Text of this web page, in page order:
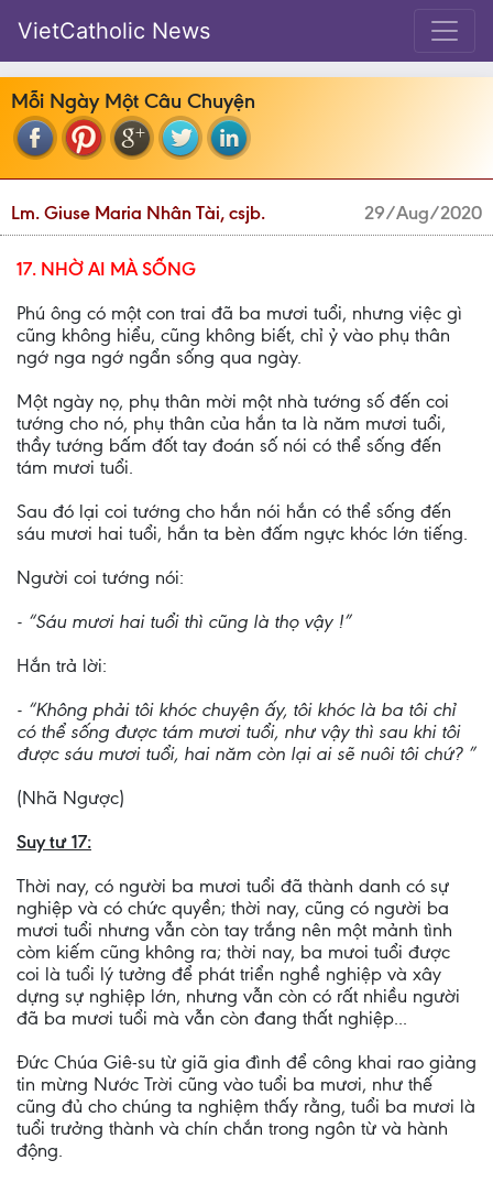
VietCatholic News
Mỗi Ngày Một Câu Chuyện
Lm. Giuse Maria Nhân Tài, csjb. 29/Aug/2020
17. NHỜ AI MÀ SỐNG
Phú ông có một con trai đã ba mươi tuổi, nhưng việc gì
cũng không hiểu, cũng không biết, chỉ ỷ vào phụ thân
ngớ nga ngớ ngẩn sống qua ngày.
Một ngày nọ, phụ thân mời một nhà tướng số đến coi
tướng cho nó, phụ thân của hắn ta là năm mươi tuổi,
thầy tướng bấm đốt tay đoán số nói có thể sống đến
tám mươi tuổi.
Sau đó lại coi tướng cho hắn nói hắn có thể sống đến
sáu mươi hai tuổi, hắn ta bèn đấm ngực khóc lớn tiếng.
Người coi tướng nói:
- “Sáu mươi hai tuổi thì cũng là thọ vậy !”
Hắn trả lời:
- “Không phải tôi khóc chuyện ấy, tôi khóc là ba tôi chỉ
có thể sống được tám mươi tuổi, như vậy thì sau khi tôi
được sáu mươi tuổi, hai năm còn lại ai sẽ nuôi tôi chứ? ”
(Nhã Ngược)
Suy tư 17:
Thời nay, có người ba mươi tuổi đã thành danh có sự
nghiệp và có chức quyền; thời nay, cũng có người ba
mươi tuổi nhưng vẫn còn tay trắng nên một mảnh tình
còm kiếm cũng không ra; thời nay, ba mưoi tuổi được
coi là tuổi lý tưởng để phát triển nghề nghiệp và xây
dựng sự nghiệp lớn, nhưng vẫn còn có rất nhiều người
đã ba mươi tuổi mà vẫn còn đang thất nghiệp...
Đức Chúa Giê-su từ giã gia đình để công khai rao giảng
tin mừng Nước Trời cũng vào tuổi ba mươi, như thế
cũng đủ cho chúng ta nghiệm thấy rằng, tuổi ba mươi là
tuổi trưởng thành và chín chắn trong ngôn từ và hành
động.